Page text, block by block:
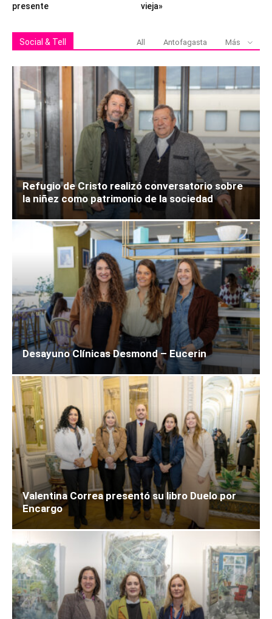
presente
vieja»
Social & Tell All Antofagasta Más
Refugio de Cristo realizó conversatorio sobre
la niñez como patrimonio de la sociedad
Desayuno Clínicas Desmond – Eucerin
Valentina Correa presentó su libro Duelo por
Encargo